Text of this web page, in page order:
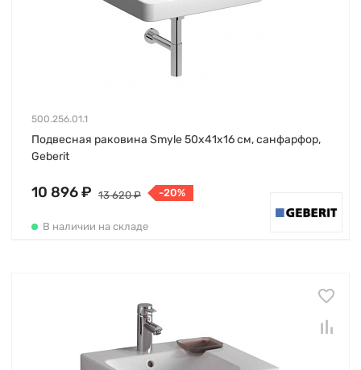
500.256.01.1
Подвесная раковина Smyle 50х41х16 см, санфарфор,
Geberit
10 896 ₽ 13 620 ₽ -20%
В наличии на складе